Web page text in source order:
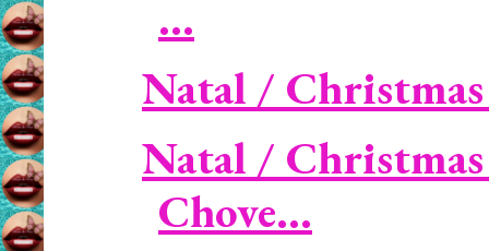
...
Natal /
Natal /
Chove...